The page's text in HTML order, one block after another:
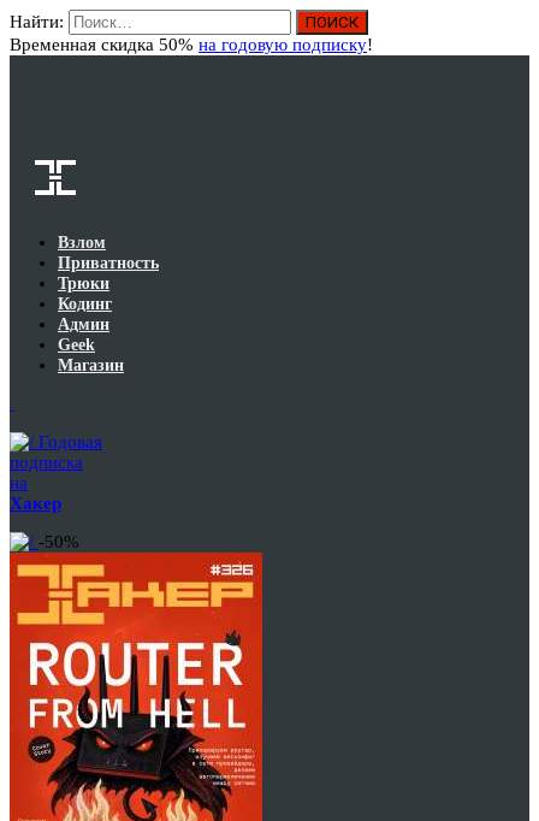
Найти:
Временная скидка 50% на годовую подписку!
Взлом
Приватность
Трюки
Кодинг
Админ
Geek
Магазин
Годовая
подписка
на
Хакер
-50%